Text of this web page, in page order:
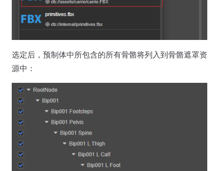
选定后，预制体中所包含的所有骨骼将列入到骨骼遮罩资
源中：